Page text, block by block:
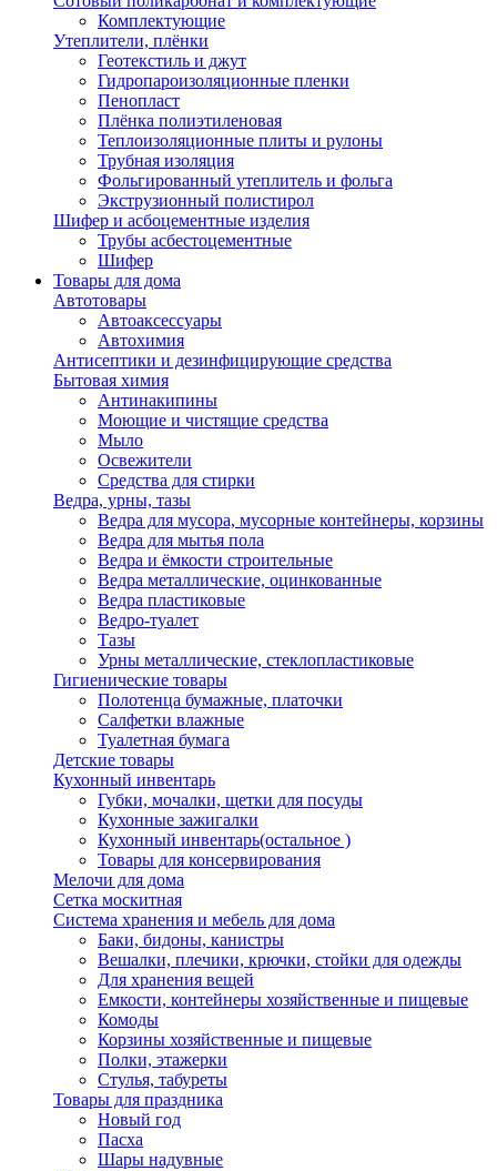
Комплектующие
Утеплители, плёнки
Геотекстиль и джут
Гидропароизоляционные пленки
Пенопласт
Плёнка полиэтиленовая
Теплоизоляционные плиты и рулоны
Трубная изоляция
Фольгированный утеплитель и фольга
Экструзионный полистирол
Шифер и асбоцементные изделия
Трубы асбестоцементные
Шифер
Товары для дома
Автотовары
Автоаксессуары
Автохимия
Антисептики и дезинфицирующие средства
Бытовая химия
Антинакипины
Моющие и чистящие средства
Мыло
Освежители
Средства для стирки
Ведра, урны, тазы
Ведра для мусора, мусорные контейнеры, корзины
Ведра для мытья пола
Ведра и ёмкости строительные
Ведра металлические, оцинкованные
Ведра пластиковые
Ведро-туалет
Тазы
Урны металлические, стеклопластиковые
Гигиенические товары
Полотенца бумажные, платочки
Салфетки влажные
Туалетная бумага
Детские товары
Кухонный инвентарь
Губки, мочалки, щетки для посуды
Кухонные зажигалки
Кухонный инвентарь(остальное )
Товары для консервирования
Мелочи для дома
Сетка москитная
Система хранения и мебель для дома
Баки, бидоны, канистры
Вешалки, плечики, крючки, стойки для одежды
Для хранения вещей
Емкости, контейнеры хозяйственные и пищевые
Комоды
Корзины хозяйственные и пищевые
Полки, этажерки
Стулья, табуреты
Товары для праздника
Новый год
Пасха
Шары надувные